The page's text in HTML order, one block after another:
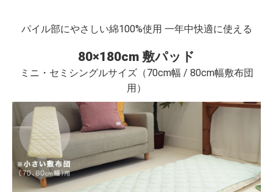
パイル部にやさしい綿100%使用 一年中快適に使える
80×180cm 敷パッド
ミニ・セミシングルサイズ（70cm幅 / 80cm幅敷布団
用）